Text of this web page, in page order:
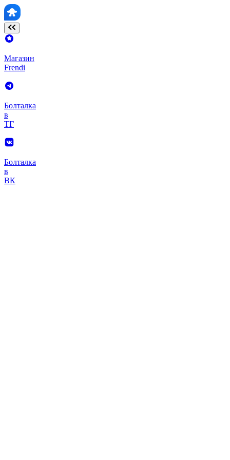
Магазин
Frendi
Болталка
в
ТГ
Болталка
в
ВК